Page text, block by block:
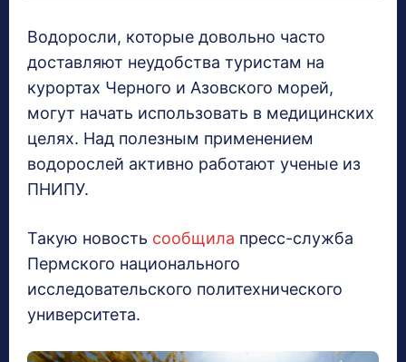
Водоросли, которые довольно часто
доставляют неудобства туристам на
курортах Черного и Азовского морей,
могут начать использовать в медицинских
целях. Над полезным применением
водорослей активно работают ученые из
ПНИПУ.
Такую новость сообщила пресс-служба
Пермского национального
исследовательского политехнического
университета.